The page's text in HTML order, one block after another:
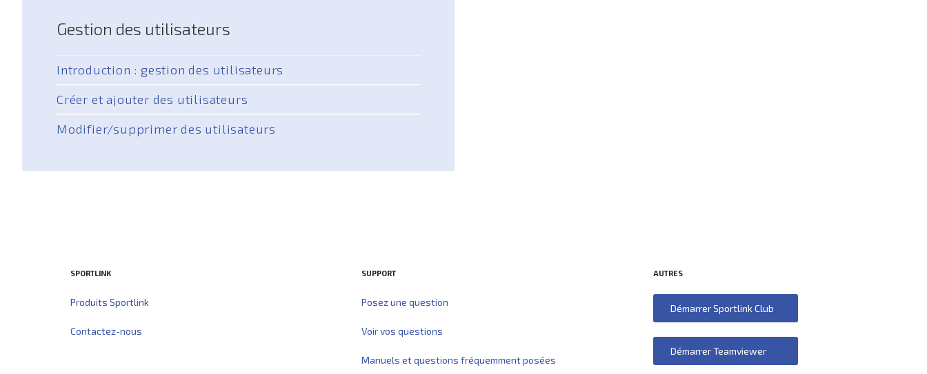
Gestion des utilisateurs
Introduction : gestion des utilisateurs
Créer et ajouter des utilisateurs
Modifier/supprimer des utilisateurs
SPORTLINK
Produits Sportlink
Contactez-nous
SUPPORT
Posez une question
Voir vos questions
Manuels et questions fréquemment posées
AUTRES
Démarrer Sportlink Club
Démarrer Teamviewer